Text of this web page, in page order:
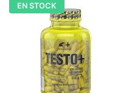
EN STOCK